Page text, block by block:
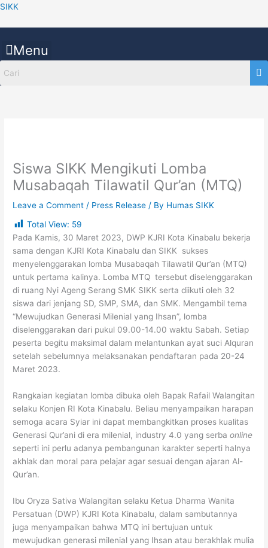
Skip
SIKK
Menu
Siswa SIKK Mengikuti Lomba
Musabaqah Tilawatil Qur’an (MTQ)
Leave a Comment / Press Release / By Humas SIKK
Total View: 59
Pada Kamis, 30 Maret 2023, DWP KJRI Kota Kinabalu bekerja
sama dengan KJRI Kota Kinabalu dan SIKK sukses
menyelenggarakan lomba Musabaqah Tilawatil Qur’an (MTQ)
untuk pertama kalinya. Lomba MTQ tersebut diselenggarakan
di ruang Nyi Ageng Serang SMK SIKK serta diikuti oleh 32
siswa dari jenjang SD, SMP, SMA, dan SMK. Mengambil tema
“Mewujudkan Generasi Milenial yang Ihsan”, lomba
diselenggarakan dari pukul 09.00-14.00 waktu Sabah. Setiap
peserta begitu maksimal dalam melantunkan ayat suci Alquran
setelah sebelumnya melaksanakan pendaftaran pada 20-24
Maret 2023.
Rangkaian kegiatan lomba dibuka oleh Bapak Rafail Walangitan
selaku Konjen RI Kota Kinabalu. Beliau menyampaikan harapan
semoga acara Syiar ini dapat membangkitkan proses kualitas
Generasi Qur’ani di era milenial, industry 4.0 yang serbaonline
seperti ini perlu adanya pembangunan karakter seperti halnya
akhlak dan moral para pelajar agar sesuai dengan ajaran Al-
Qur’an.
Ibu Oryza Sativa Walangitan selaku Ketua Dharma Wanita
Persatuan (DWP) KJRI Kota Kinabalu, dalam sambutannya
juga menyampaikan bahwa MTQ ini bertujuan untuk
mewujudkan generasi milenial yang Ihsan atau berakhlak mulia